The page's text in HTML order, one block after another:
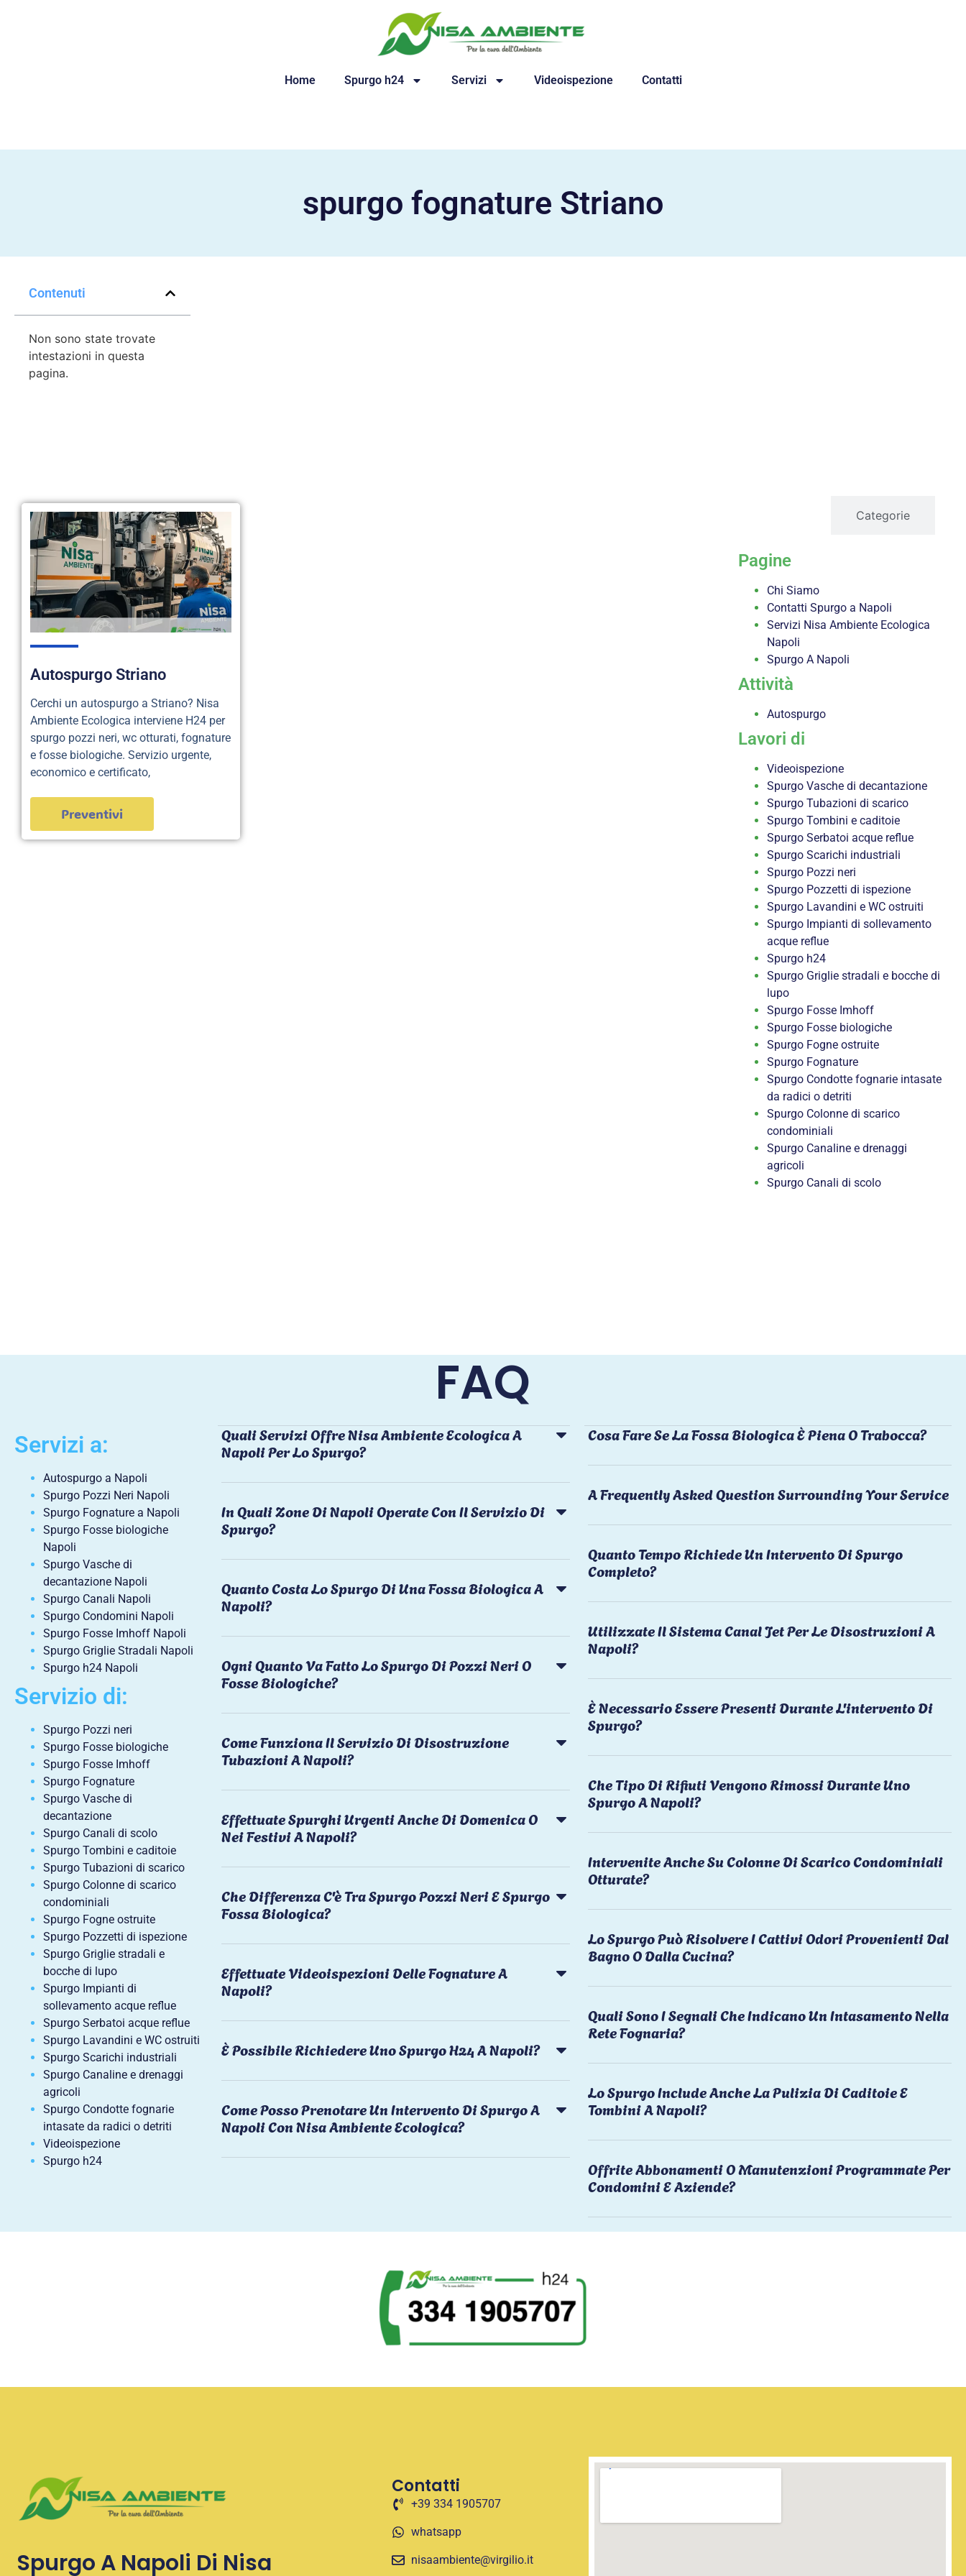
Home Spurgo h24 Servizi Videoispezione Contatti
spurgo fognature Striano
Contenuti
Non sono state trovate
intestazioni in questa
pagina.
Autospurgo Striano
Cerchi un autospurgo a Striano? Nisa
Ambiente Ecologica interviene H24 per
spurgo pozzi neri, wc otturati, fognature
e fosse biologiche. Servizio urgente,
economico e certificato,
Preventivi
Categorie
Pagine
Chi Siamo
Contatti Spurgo a Napoli
Servizi Nisa Ambiente Ecologica
Napoli
Spurgo A Napoli
Attività
Autospurgo
Lavori di
Videoispezione
Spurgo Vasche di decantazione
Spurgo Tubazioni di scarico
Spurgo Tombini e caditoie
Spurgo Serbatoi acque reflue
Spurgo Scarichi industriali
Spurgo Pozzi neri
Spurgo Pozzetti di ispezione
Spurgo Lavandini e WC ostruiti
Spurgo Impianti di sollevamento
acque reflue
Spurgo h24
Spurgo Griglie stradali e bocche di
lupo
Spurgo Fosse Imhoff
Spurgo Fosse biologiche
Spurgo Fogne ostruite
Spurgo Fognature
Spurgo Condotte fognarie intasate
da radici o detriti
Spurgo Colonne di scarico
condominiali
Spurgo Canaline e drenaggi
agricoli
Spurgo Canali di scolo
FAQ
Servizi a:
Autospurgo a Napoli
Spurgo Pozzi Neri Napoli
Spurgo Fognature a Napoli
Spurgo Fosse biologiche
Napoli
Spurgo Vasche di
decantazione Napoli
Spurgo Canali Napoli
Spurgo Condomini Napoli
Spurgo Fosse Imhoff Napoli
Spurgo Griglie Stradali Napoli
Spurgo h24 Napoli
Servizio di:
Spurgo Pozzi neri
Spurgo Fosse biologiche
Spurgo Fosse Imhoff
Spurgo Fognature
Spurgo Vasche di
decantazione
Spurgo Canali di scolo
Spurgo Tombini e caditoie
Spurgo Tubazioni di scarico
Spurgo Colonne di scarico
condominiali
Spurgo Fogne ostruite
Spurgo Pozzetti di ispezione
Spurgo Griglie stradali e
bocche di lupo
Spurgo Impianti di
sollevamento acque reflue
Spurgo Serbatoi acque reflue
Spurgo Lavandini e WC ostruiti
Spurgo Scarichi industriali
Spurgo Canaline e drenaggi
agricoli
Spurgo Condotte fognarie
intasate da radici o detriti
Videoispezione
Spurgo h24
Quali Servizi Offre Nisa Ambiente Ecologica A
Napoli Per Lo Spurgo?
In Quali Zone Di Napoli Operate Con Il Servizio Di
Spurgo?
Quanto Costa Lo Spurgo Di Una Fossa Biologica A
Napoli?
Ogni Quanto Va Fatto Lo Spurgo Di Pozzi Neri O
Fosse Biologiche?
Come Funziona Il Servizio Di Disostruzione
Tubazioni A Napoli?
Effettuate Spurghi Urgenti Anche Di Domenica O
Nei Festivi A Napoli?
Che Differenza C'è Tra Spurgo Pozzi Neri E Spurgo
Fossa Biologica?
Effettuate Videoispezioni Delle Fognature A
Napoli?
È Possibile Richiedere Uno Spurgo H24 A Napoli?
Come Posso Prenotare Un Intervento Di Spurgo A
Napoli Con Nisa Ambiente Ecologica?
Cosa Fare Se La Fossa Biologica È Piena O Trabocca?
A Frequently Asked Question Surrounding Your Service
Quanto Tempo Richiede Un Intervento Di Spurgo
Completo?
Utilizzate Il Sistema Canal Jet Per Le Disostruzioni A
Napoli?
È Necessario Essere Presenti Durante L'intervento Di
Spurgo?
Che Tipo Di Rifiuti Vengono Rimossi Durante Uno
Spurgo A Napoli?
Intervenite Anche Su Colonne Di Scarico Condominiali
Otturate?
Lo Spurgo Può Risolvere I Cattivi Odori Provenienti Dal
Bagno O Dalla Cucina?
Quali Sono I Segnali Che Indicano Un Intasamento Nella
Rete Fognaria?
Lo Spurgo Include Anche La Pulizia Di Caditoie E
Tombini A Napoli?
Offrite Abbonamenti O Manutenzioni Programmate Per
Condomini E Aziende?
Spurgo A Napoli Di Nisa
Contatti
+39 334 1905707
whatsapp
nisaambiente@virgilio.it